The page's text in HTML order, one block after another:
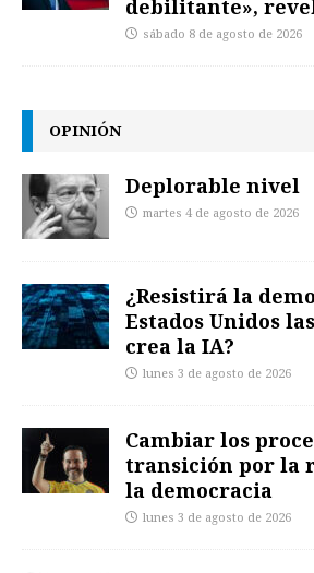
debilitante»,
sábado 8 de agosto de 2026
OPINIÓN
Deplorable nivel
martes 4 de agosto de 2026
¿Resistirá la
Estados Unidos
crea la IA?
lunes 3 de agosto de 2026
Cambiar los
transición por la
la democracia
lunes 3 de agosto de 2026